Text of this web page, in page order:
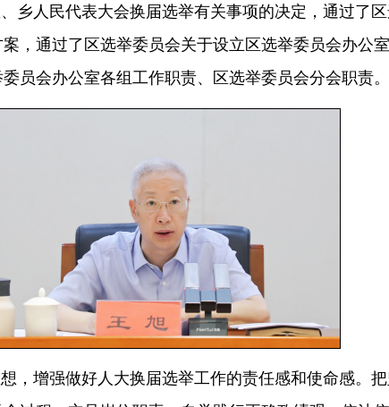
乡人民代表大会换届选举有关事项的决定，通过了
，通过了区选举委员会关于设立区选举委员会办公
员会办公室各组工作职责、区选举委员会分会职责。
，增强做好人大换届选举工作的责任感和使命感。